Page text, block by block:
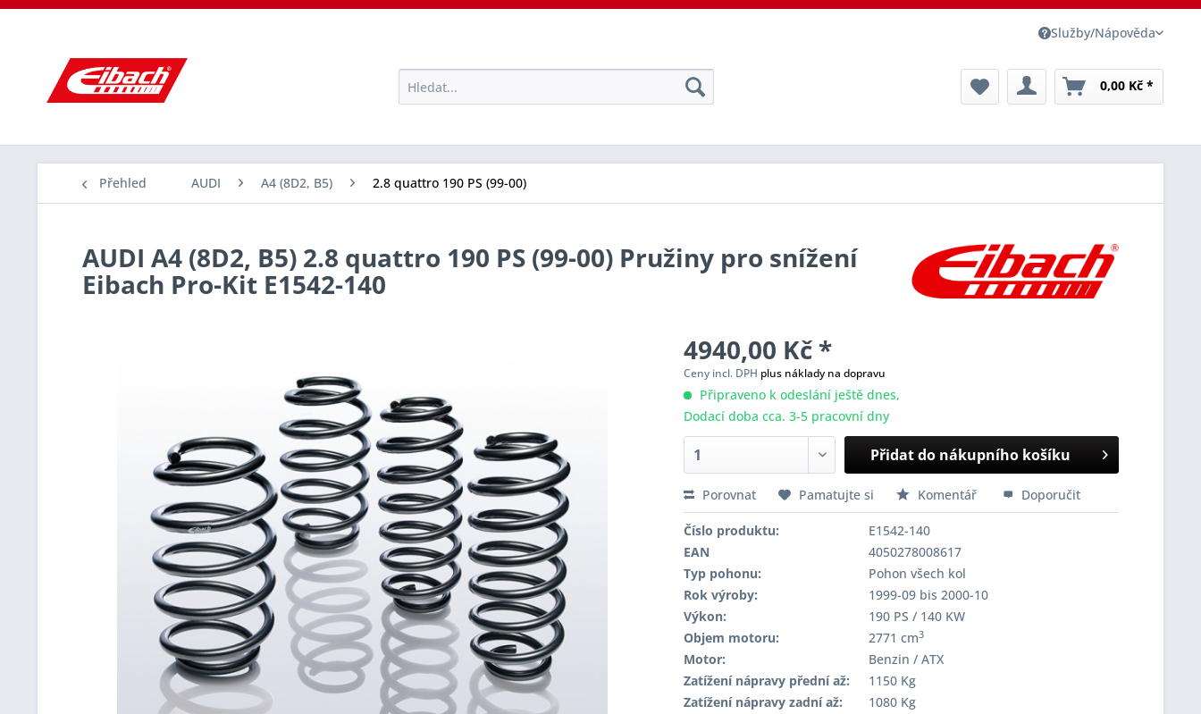
Služby/Nápověda
0,00 Kč *
Přehled AUDI A4 (8D2, B5) 2.8 quattro 190 PS (99-00)
AUDI A4 (8D2, B5) 2.8 quattro 190 PS (99-00) Pružiny pro snížení
Eibach Pro-Kit E1542-140
4940,00 Kč *
Ceny incl. DPH plus náklady na dopravu
Připraveno k odeslání ještě dnes,
Dodací doba cca. 3-5 pracovní dny
Přidat do nákupního košíku
Porovnat Pamatujte si Komentář Doporučit
Číslo produktu:
E1542-140
EAN
4050278008617
Typ pohonu:
Pohon všech kol
Rok výroby:
1999-09 bis 2000-10
Výkon:
190 PS / 140 KW
Objem motoru:
2771 cm3
Motor:
Benzin / ATX
Zatížení nápravy přední až:
1150 Kg
Zatížení nápravy zadní až:
1080 Kg